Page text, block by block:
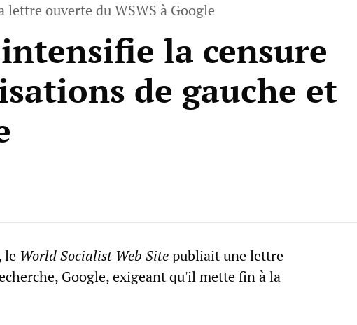
lettre ouverte du WSWS à Google
la censure
de gauche et
le World Socialist Web Sitepubliait une lettre
Google, exigeant qu'il mette fin à la